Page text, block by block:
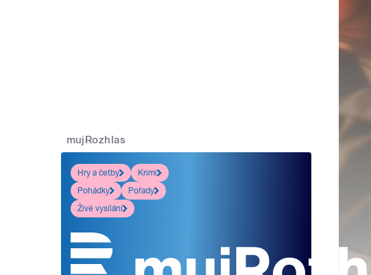
mujRozhlas
Hry a četby
Krimi
Pohádky
Pořady
Živé vysílání